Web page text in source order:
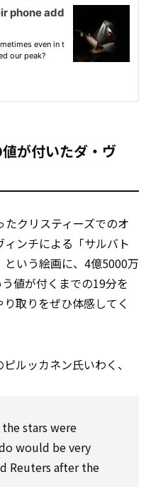
が付いたダ・ヴ
クリスティーズでのオ
ンチによる「サルバト
いう絵画に、4億5000万
値が付くまでの19分を
取りをぜひ体感してく
ルッカネン氏いわく、
stars were
would bevery
Reuters after the